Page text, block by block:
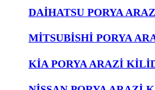
DAİHATSU PORYA
MİTSUBİSHİ PORYA
KİA PORYA ARAZİ